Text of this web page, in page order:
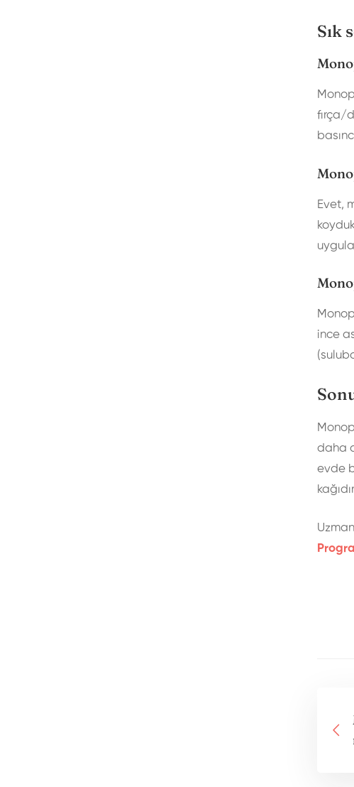
Sık
fırça/
Evet,
ince
daha
evde